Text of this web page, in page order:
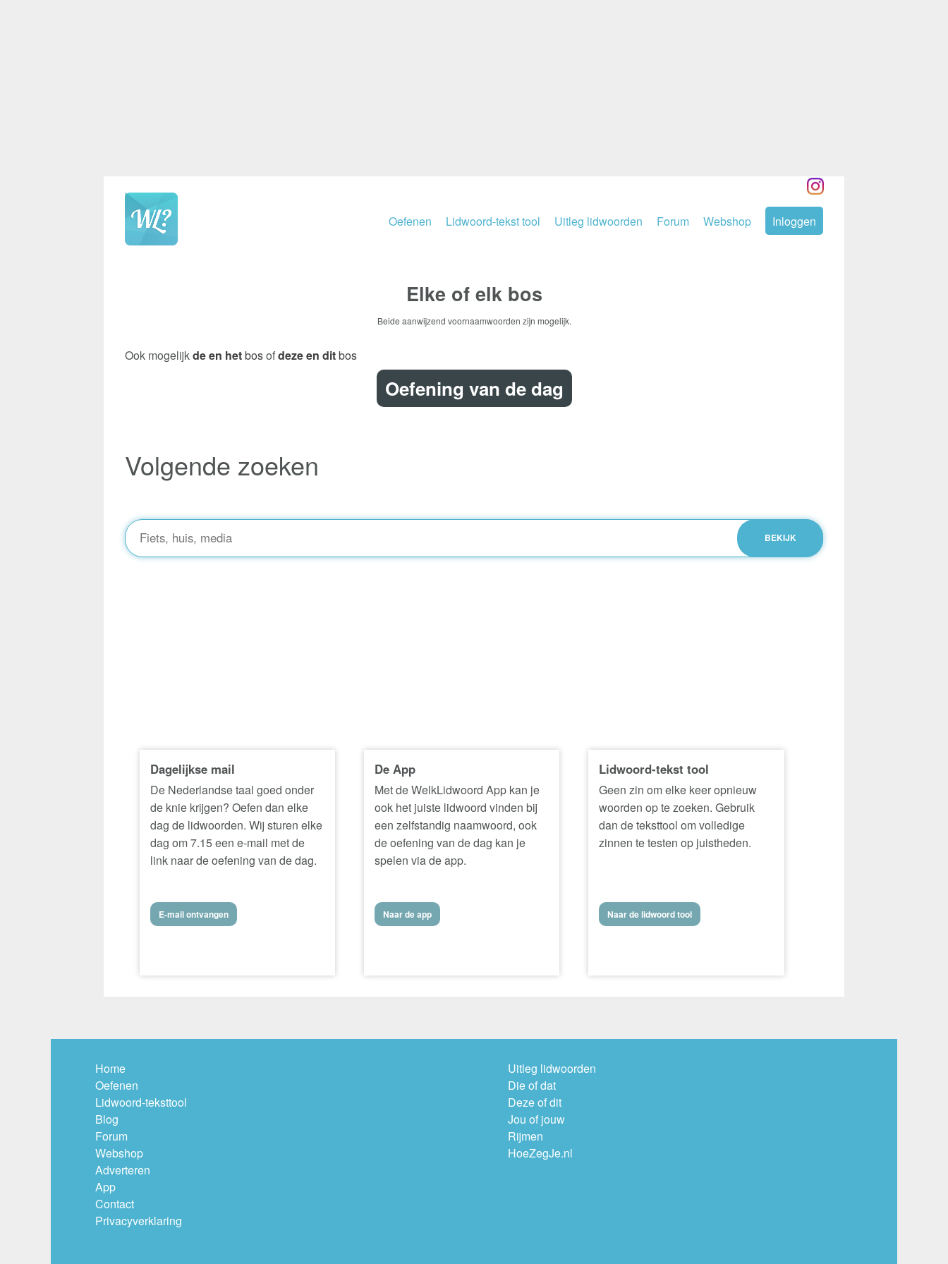
Oefenen Lidwoord-tekst tool Uitleg lidwoorden Forum Webshop Inloggen
Elke of elkbos
Beide aanwijzend voornaamwoorden zijn mogelijk.
Ook mogelijkde en hetbosofdeze en ditbos
Oefening van de dag
Volgende zoeken
Dagelijkse mail
De Nederlandse taal goed onder
de knie krijgen? Oefen dan elke
dag de lidwoorden. Wij sturen elke
dag om 7.15 een e-mail met de
link naar de oefening van de dag.
E-mail ontvangen
De App
Met de WelkLidwoord App kan je
ook het juiste lidwoord vinden bij
een zelfstandig naamwoord, ook
de oefening van de dag kan je
spelen via de app.
Naar de app
Lidwoord-tekst tool
Geen zin om elke keer opnieuw
woorden op te zoeken. Gebruik
dan de teksttool om volledige
zinnen te testen op juistheden.
Naar de lidwoord tool
Home
Oefenen
Lidwoord-teksttool
Blog
Forum
Webshop
Adverteren
App
Contact
Privacyverklaring
Uitleg lidwoorden
Die of dat
Deze of dit
Jou of jouw
Rijmen
HoeZegJe.nl